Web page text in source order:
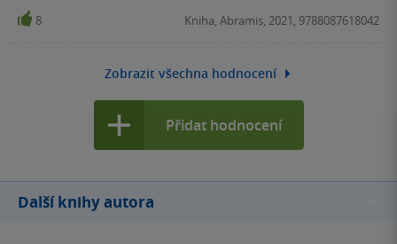
8 Kniha, Abramis, 2021, 9788087618042
Zobrazit všechna hodnocení
Přidat hodnocení
Další knihy autora